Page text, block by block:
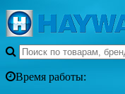
Время работы: